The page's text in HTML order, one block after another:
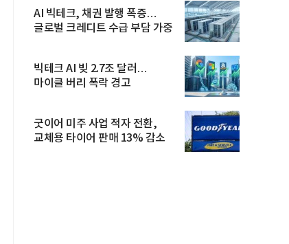
AI 빅테크, 채권 발행 폭증…
글로벌 크레디트 수급 부담 가중
빅테크 AI 빚 2.7조 달러…
마이클 버리 폭락 경고
굿이어 미주 사업 적자 전환,
교체용 타이어 판매 13% 감소